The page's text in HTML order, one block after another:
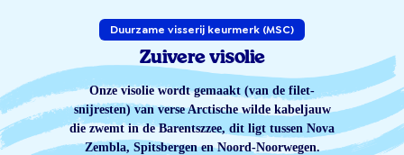
Duurzame visserij keurmerk (MSC)
Zuivere visolie
Onze visolie wordt gemaakt (van de filet-
snijresten) van verse Arctische wilde kabeljauw
die zwemt in de Barentszzee, dit ligt tussen Nova
Zembla, Spitsbergen en Noord-Noorwegen.